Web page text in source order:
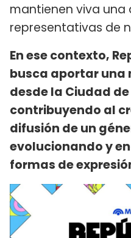
mantienen viva una
representativas de
En ese contexto,
busca aportar una
desde la Ciudad de
contribuyendo al
difusión de un
evolucionando y
formas de